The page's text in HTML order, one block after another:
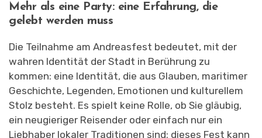
Mehr als eine Party: eine Erfahrung, die
gelebt werden muss
Die Teilnahme am Andreasfest bedeutet, mit der
wahren Identität der Stadt in Berührung zu
kommen: eine Identität, die aus Glauben, maritimer
Geschichte, Legenden, Emotionen und kulturellem
Stolz besteht. Es spielt keine Rolle, ob Sie gläubig,
ein neugieriger Reisender oder einfach nur ein
Liebhaber lokaler Traditionen sind: dieses Fest kann